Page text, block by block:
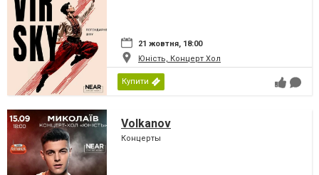
21 жовтня, 18:00
Юність, Концерт Хол
Купити
Volkanov
Концерты